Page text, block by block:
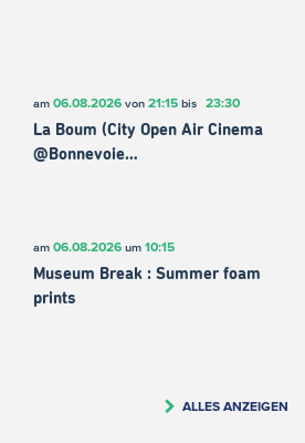
am 06.08.2026von 21:15bis 23:30
La Boum (City Open Air Cinema
@Bonnevoie…
am 06.08.2026um 10:15
Museum Break : Summer foam
prints
ALLES ANZEIGEN